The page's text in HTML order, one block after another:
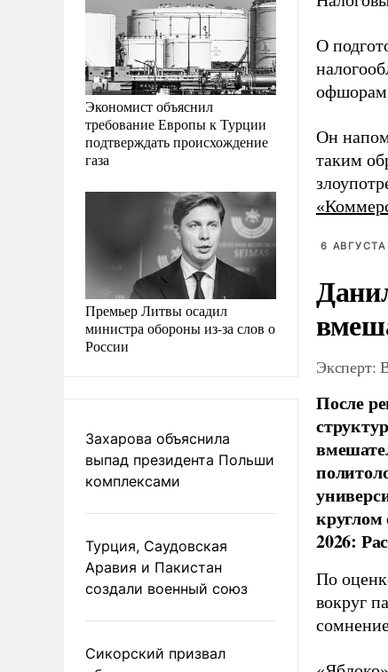
Экономист объяснил
требование Европы к Турции
подтверждать происхождение
газа
Премьер Литвы осадил
министра обороны из-за слов о
России
Захарова объяснила
выпад президента Польши
комплексами
Турция, Саудовская
Аравия и Пакистан
создали военный союз
Сикорский призвал
О
Он
таким
6
Эксперт:
После
2026:
По
вокруг